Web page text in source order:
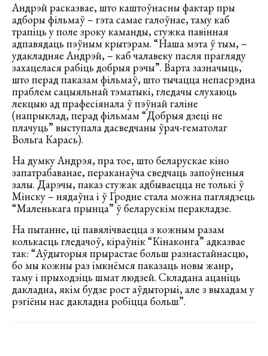
Андрэй расказвае, што каштоўнасны фактар пры
адборы фільмаў – гэта самае галоўнае, таму каб
трапіць у поле зроку каманды, стужка павінная
адпавядаць пэўным крытэрам. “Наша мэта ў тым, –
удакладняе Андрэй, – каб чалавеку пасля прагляду
захацелася рабіць добрыя рэчы”. Варта зазначыць,
што перад паказам фільмаў, што тычацца непасрэдна
праблем сацыяльнай тэматыкі, гледачы слухаюць
лекцыю ад прафесіянала ў пэўнай галіне
(напрыклад, перад фільмам “Добрыя дзеці не
плачуць” выступала дасведчаны ўрач-гематолаг
Вольга Карась).
На думку Андрэя, пра тое, што беларускае кіно
запатрабаванае, пераканаўча сведчаць запоўненыя
залы. Дарэчы, паказ стужак адбываецца не толькі ў
Мінску – нядаўна і ў Гродне стала можна паглядзець
“Маленькага прынца” ў беларускім перакладзе.
На пытанне, ці павялічваецца з кожным разам
колькасць гледачоў, кіраўнік “Кінаконга” адказвае
так: “Аўдыторыя прырастае больш разнастайнасцю,
бо мы кожны раз імкнёмся паказаць новы жанр,
таму і прыходзіць шмат людзей. Складана ацаніць
дакладна, якім будзе рост аўдыторыі, але з выхадам у
рэгіёны нас дакладна робіцца больш”.